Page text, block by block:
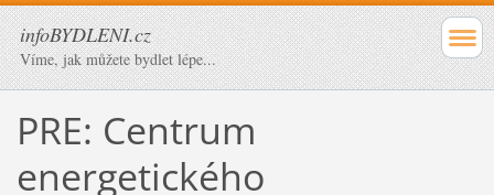
infoBYDLENI.cz
Víme, jak můžete bydlet lépe...
PRE: Centrum
energetického